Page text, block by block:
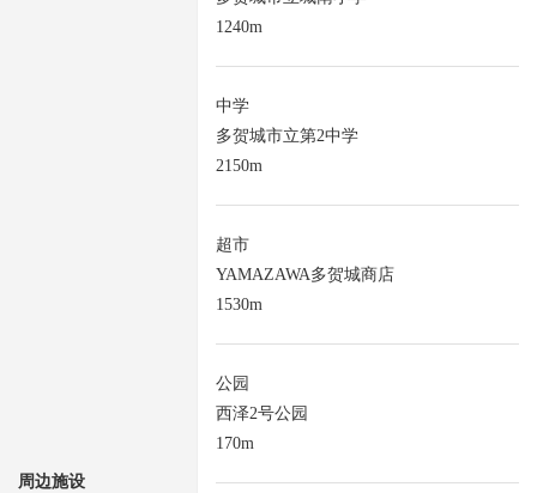
周边施设
1240m
中学
多贺城市立第2中学
2150m
超市
YAMAZAWA多贺城商店
1530m
公园
西泽2号公园
170m